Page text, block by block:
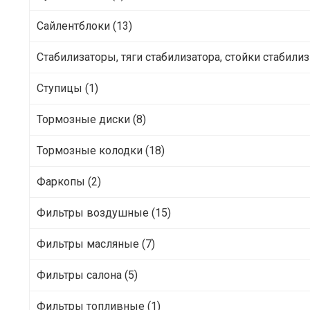
Сайлентблоки (13)
Стабилизаторы, тяги стабилизатора, стойки
Ступицы (1)
Тормозные диски (8)
Тормозные колодки (18)
Фаркопы (2)
Фильтры воздушные (15)
Фильтры масляные (7)
Фильтры салона (5)
Фильтры топливные (1)